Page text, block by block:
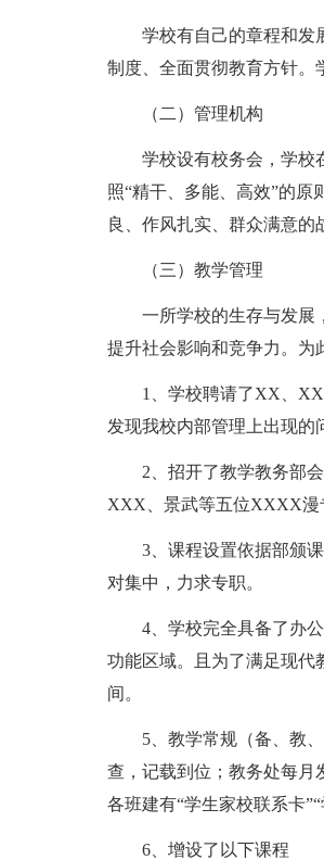
学校有自己的章程和发
制度、全面贯彻教育方针。
（二）管理机构
学校设有校务会，学校
照“精干、多能、高效”的
良、作风扎实、群众满意的
（三）教学管理
一所学校的生存与发展
提升社会影响和竞争力。为
1、学校聘请了XX、
发现我校内部管理上出现的
2、招开了教学教务部
XXX、景武等五位XXXX漫
3、课程设置依据部颁
对集中，力求专职。
4、学校完全具备了办
功能区域。且为了满足现代
间。
5、教学常规（备、教
查，记载到位；教务处每月
各班建有“学生家校联系卡”“
6、增设了以下课程